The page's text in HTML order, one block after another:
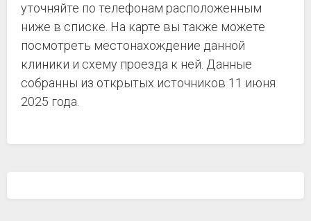
уточняйте по телефонам расположенным
ниже в списке. На карте вы также можете
посмотреть местонахождение данной
клиники и схему проезда к ней. Данные
собранны из открытых источников 11 июня
2025 года.